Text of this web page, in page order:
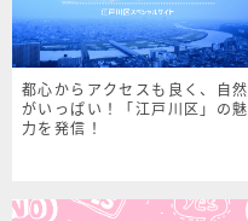
都心からアクセスも良く、自然
がいっぱい！「江戸川区」の魅
力を発信！